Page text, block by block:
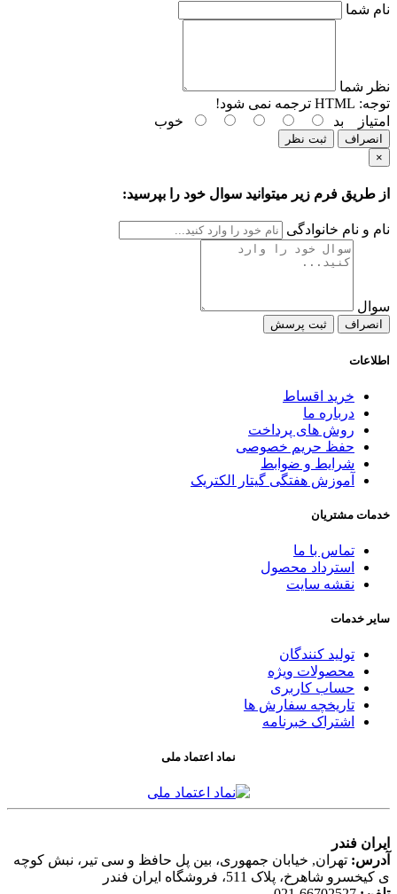
نام شما
نظر شما
توجه:
امتیاز
بد خوب
انصراف
ثبت نظر
×
از طریق فرم زیر میتوانید سوال خود را بپرسید:
نام و نام خانوادگی
سوال
انصراف ثبت پرسش
اطلاعات
خرید اقساط
درباره ما
روش های پرداخت
حفظ حریم خصوصی
شرایط و ضوابط
آموزش هفتگی گیتار الکتریک
خدمات مشتریان
تماس با ما
استرداد محصول
نقشه سایت
سایر خدمات
تولید کنندگان
محصولات ویژه
حساب کاربری
تاریخچه سفارش ها
اشتراک خبرنامه
نماد اعتماد ملی
ایران فندر
آدرس: تهران, خیابان جمهوری، بین پل حافظ و سی تیر، نبش کوچه
ی کیخسرو شاهرخ، پلاک 511، فروشگاه ایران فندر